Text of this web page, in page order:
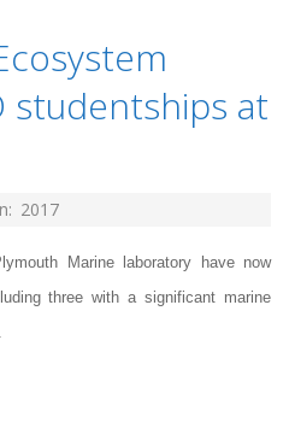
studentships at
2017
Marine laboratory have now
three with a significant marine